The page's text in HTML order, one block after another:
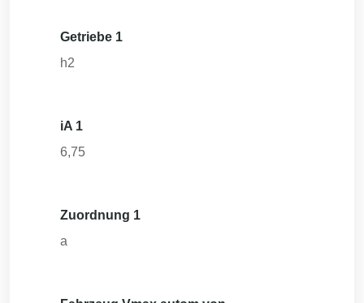
Getriebe 1
h2
iA 1
6,75
Zuordnung 1
a